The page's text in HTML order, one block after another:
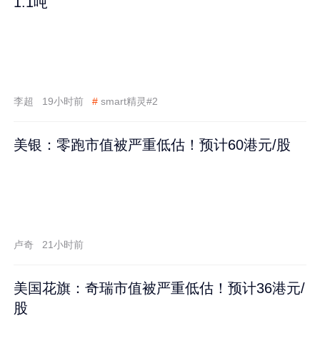
李超 19小时前 # smart精灵#2
美银：零跑市值被严重低估！预计60港元/股
卢奇 21小时前
美国花旗：奇瑞市值被严重低估！预计36港元/
股